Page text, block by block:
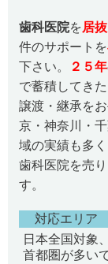
歯科医院を居
件のサポートを
下さい。
２５年
で蓄積してき
譲渡・継承を
京・神奈川・
域の実績も多
歯科医院を売
す。
対応エリア
日本全国対象
首都圏が多い